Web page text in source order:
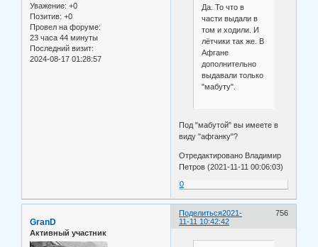
Уважение: +0
Позитив: +0
Провел на форуме:
23 часа 44 минуты
Последний визит:
2024-08-17 01:28:57
Да. То что в
части выдали в
том и ходили. И
лётчики так же. В
Афгане
дополнительно
выдавали только
"мабуту".
Под "мабутой" вы имеете в
виду "афганку"?
Отредактировано Владимир
Петров (2021-11-11 00:06:03)
0
Поделиться 756
2021-
11-11 10:42:42
GranD
Активный участник